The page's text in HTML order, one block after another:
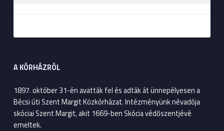
A KÓRHÁZRÓL
1897. október 31-én avatták fel és adták át ünnepélyesen a
Bécsi úti Szent Margit Közkórházat. Intézményünk névadója
skóciai Szent Margit, akit 1669-ben Skócia védőszentjévé
emeltek.